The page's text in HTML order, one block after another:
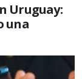
Uruguay:
una